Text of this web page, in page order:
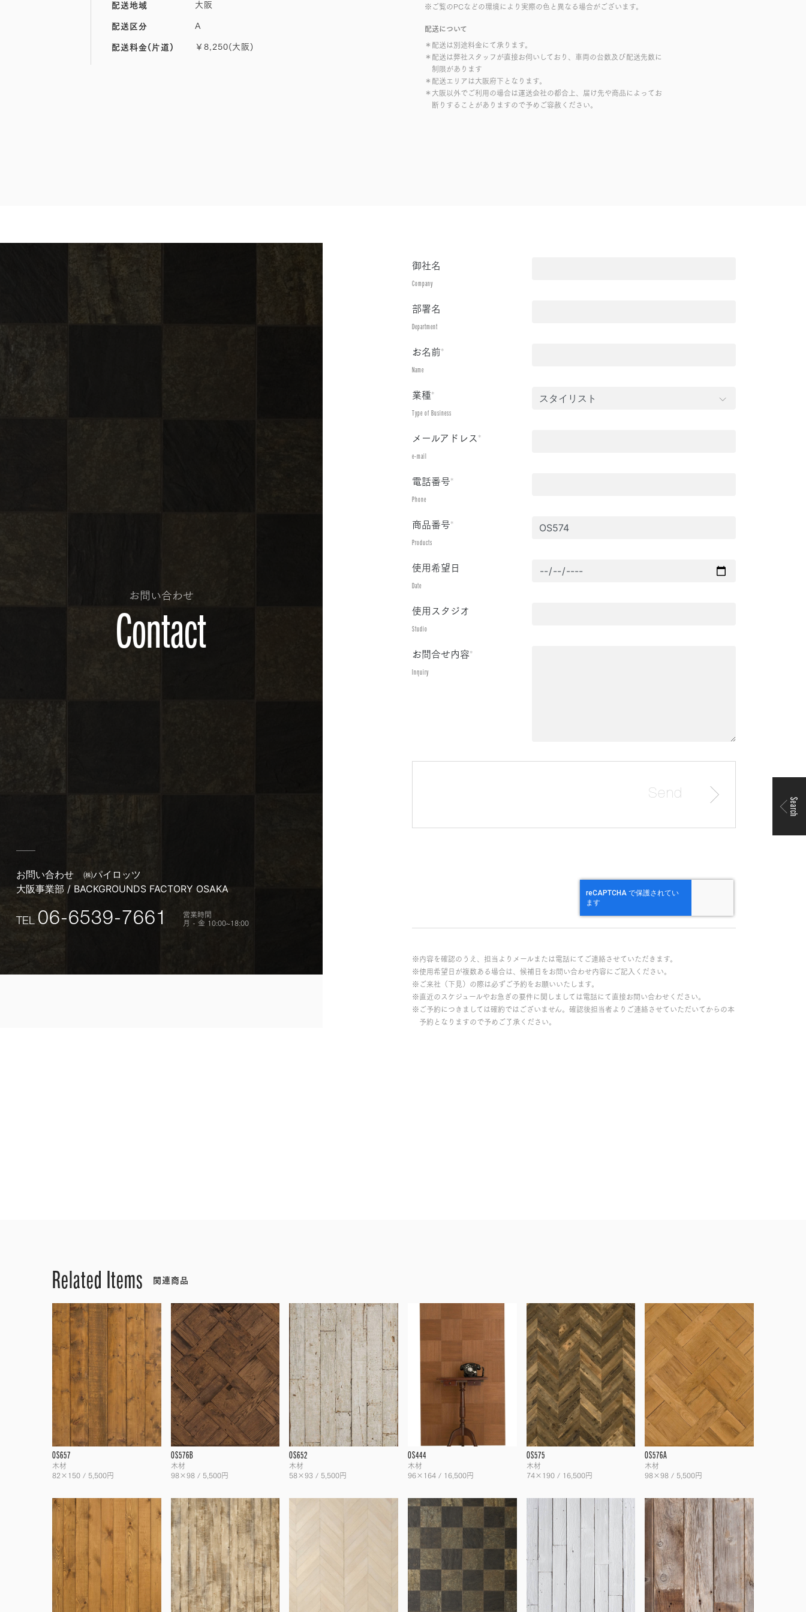
※ご覧のPCなどの環境により実際の色と異なる場合がございます。
配送について
＊配送は別途料金にて承ります。
＊配送は弊社スタッフが直接お伺いしており、車両の台数及び配送先数に
制限があります
＊配送エリアは大阪府下となります。
＊大阪以外でご利用の場合は運送会社の都合上、届け先や商品によってお
断りすることがありますので予めご容赦ください。
配送地域 大阪
配送区分 A
配送料金(片道) ￥8,250(大阪)
お問い合わせ
Contact
お問い合わせ
㈱パイロッツ
大阪事業部 / BACKGROUNDS FACTORY OSAKA
TEL 06-6539-7661 営業時間
月 - 金 10:00~18:00
御社名
Company
部署名
Department
お名前*
Name
業種*
Type of Business
メールアドレス*
e-mail
電話番号*
Phone
商品番号*
Products
使用希望日
Date
使用スタジオ
Studio
お問合せ内容*
Inquiry
※内容を確認のうえ、担当よりメールまたは電話にてご連絡させていただきます。
※使用希望日が複数ある場合は、候補日をお問い合わせ内容にご記入ください。
※ご来社（下見）の際は必ずご予約をお願いいたします。
※直近のスケジュールやお急ぎの要件に関しましては電話にて直接お問い合わせください。
※ご予約につきましては確約ではございません。確認後担当者よりご連絡させていただいてからの本
予約となりますので予めご了承ください。
Related Items 関連商品
OS657
木材
82×150 / 5,500円
OS576B
木材
98×98 / 5,500円
OS652
木材
58×93 / 5,500円
OS444
木材
96×164 / 16,500円
OS575
木材
74×190 / 16,500円
OS576A
木材
98×98 / 5,500円
Search